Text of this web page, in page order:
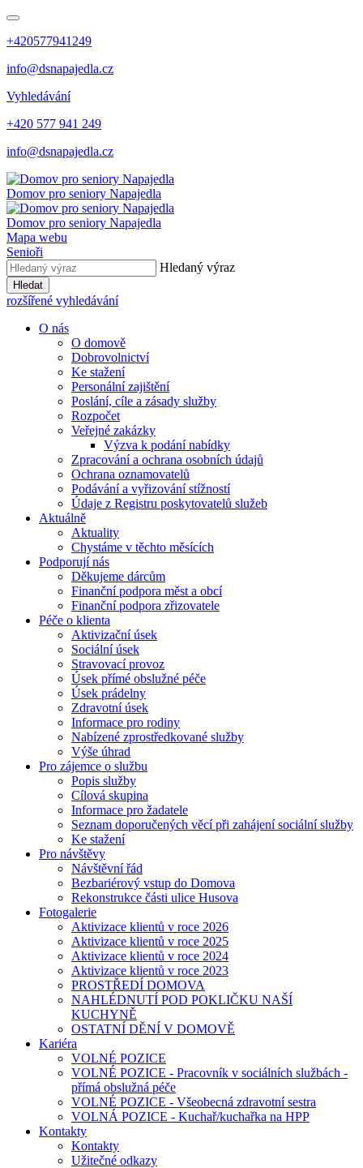
+420577941249
info@dsnapajedla.cz
Vyhledávání
+420 577 941 249
info@dsnapajedla.cz
Domov pro seniory Napajedla
Domov pro seniory Napajedla
Mapa webu
Senioři
Hledaný výraz
Hledat
rozšířené vyhledávání
O nás
O domově
Dobrovolnictví
Ke stažení
Personální zajištění
Poslání, cíle a zásady služby
Rozpočet
Veřejné zakázky
Výzva k podání nabídky
Zpracování a ochrana osobních údajů
Ochrana oznamovatelů
Podávání a vyřizování stížností
Údaje z Registru poskytovatelů služeb
Aktuálně
Aktuality
Chystáme v těchto měsících
Podporují nás
Děkujeme dárcům
Finanční podpora měst a obcí
Finanční podpora zřizovatele
Péče o klienta
Aktivizační úsek
Sociální úsek
Stravovací provoz
Úsek přímé obslužné péče
Úsek prádelny
Zdravotní úsek
Informace pro rodiny
Nabízené zprostředkované služby
Výše úhrad
Pro zájemce o službu
Popis služby
Cílová skupina
Informace pro žadatele
Seznam doporučených věcí při zahájení sociální služby
Ke stažení
Pro návštěvy
Návštěvní řád
Bezbariérový vstup do Domova
Rekonstrukce části ulice Husova
Fotogalerie
Aktivizace klientů v roce 2026
Aktivizace klientů v roce 2025
Aktivizace klientů v roce 2024
Aktivizace klientů v roce 2023
PROSTŘEDÍ DOMOVA
NAHLÉDNUTÍ POD POKLIČKU NAŠÍ
KUCHYNĚ
OSTATNÍ DĚNÍ V DOMOVĚ
Kariéra
VOLNÉ POZICE
VOLNÉ POZICE - Pracovník v sociálních službách -
přímá obslužná péče
VOLNÉ POZICE - Všeobecná zdravotní sestra
VOLNÁ POZICE - Kuchař/kuchařka na HPP
Kontakty
Kontakty
Užitečné odkazy